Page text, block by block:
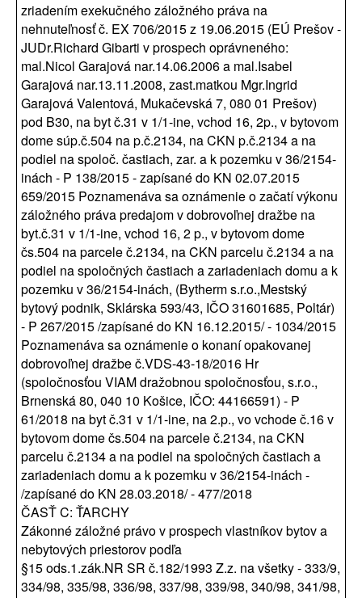
zriadením exekučného záložného práva na
nehnuteľnosť č. EX 706/2015 z 19.06.2015 (EÚ Prešov -
JUDr.Richard Gibarti v prospech oprávneného:
mal.Nicol Garajová nar.14.06.2006 a mal.Isabel
Garajová nar.13.11.2008, zast.matkou Mgr.Ingrid
Garajová Valentová, Mukačevská 7, 080 01 Prešov)
pod B30, na byt č.31 v 1/1-ine, vchod 16, 2p., v bytovom
dome súp.č.504 na p.č.2134, na CKN p.č.2134 a na
podiel na spoloč. častiach, zar. a k pozemku v 36/2154-
inách - P 138/2015 - zapísané do KN 02.07.2015
659/2015 Poznamenáva sa oznámenie o začatí výkonu
záložného práva predajom v dobrovoľnej dražbe na
byt.č.31 v 1/1-ine, vchod 16, 2 p., v bytovom dome
čs.504 na parcele č.2134, na CKN parcelu č.2134 a na
podiel na spoločných častiach a zariadeniach domu a k
pozemku v 36/2154-inách, (Bytherm s.r.o.,Mestský
bytový podnik, Sklárska 593/43, IČO 31601685, Poltár)
- P 267/2015 /zapísané do KN 16.12.2015/ - 1034/2015
Poznamenáva sa oznámenie o konaní opakovanej
dobrovoľnej dražbe č.VDS-43-18/2016 Hr
(spoločnosťou VIAM dražobnou spoločnosťou, s.r.o.,
Brnenská 80, 040 10 Košice, IČO: 44166591) - P
61/2018 na byt č.31 v 1/1-ine, na 2.p., vo vchode č.16 v
bytovom dome čs.504 na parcele č.2134, na CKN
parcelu č.2134 a na podiel na spoločných častiach a
zariadeniach domu a k pozemku v 36/2154-inách -
/zapísané do KN 28.03.2018/ - 477/2018
ČASŤ C: ŤARCHY
Zákonné záložné právo v prospech vlastníkov bytov a
nebytových priestorov podľa
§15 ods.1.zák.NR SR č.182/1993 Z.z. na všetky - 333/9,
334/98, 335/98, 336/98, 337/98, 339/98, 340/98, 341/98,